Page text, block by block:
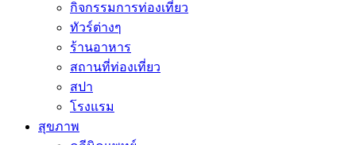
กิจกรรมการท่องเที่ยว
ทัวร์ต่างๆ
ร้านอาหาร
สถานที่ท่องเที่ยว
สปา
โรงแรม
สุขภาพ